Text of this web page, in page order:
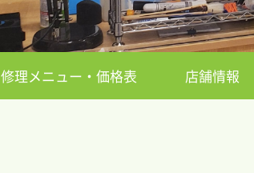
修理メニュー・価格表 店舗情報